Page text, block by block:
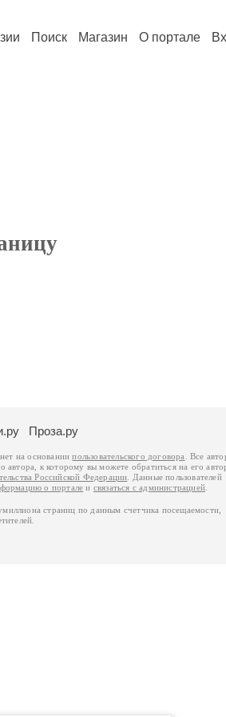
Поиск Магазин О портале
Проза.ру
на основаниипользовательского договора
. Все
автора, к которому вы можете обратиться на его
Российской Федерации . Данные пользователей
о портале и связаться с администрацией
страниц по данным счетчика посещаемости,